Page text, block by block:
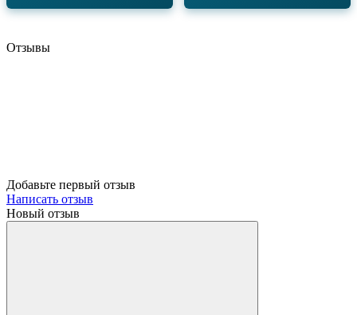
Отзывы
Добавьте первый отзыв
Написать отзыв
Новый отзыв